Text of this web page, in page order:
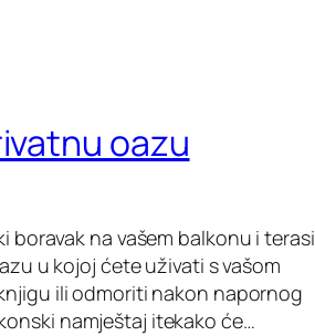
oazu
boravak na vašem balkonu i terasi
u kojoj ćete uživati s vašom
ili odmoriti nakon napornog
namještaj itekako će…